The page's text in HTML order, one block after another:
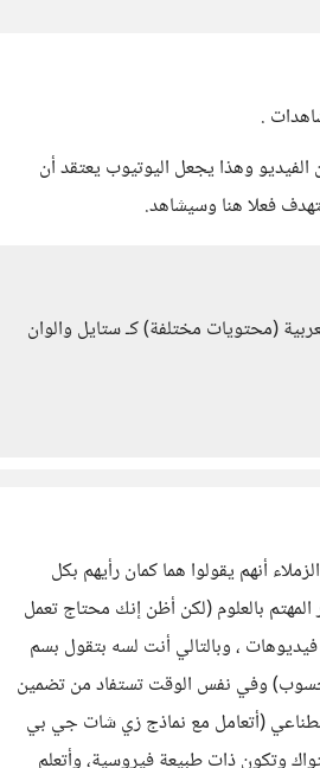
.
وهذا يجعل اليوتيوب يعتقد أن
فعلا هنا وسيشاهد.
(محتويات مختلفة) كـ ستايل والوان
أنهم يقولوا هما كمان رأيهم بكل
المهتم بالعلوم (لكن أظن إنك محتاج تعمل
عنوان أفضل) ، النقطة التانيه واضح إن قناتك لسه جديدة ومش موجود عليها غير 4 فيديوهات ، وبالتالي أنت لسه بتقول بسم
حسوب) وفي نفس الوقت تستفاد من تضمين
(أتعامل مع نماذج زي شات جي بي
وتكون ذات طبيعة فيروسية، وأتعلم